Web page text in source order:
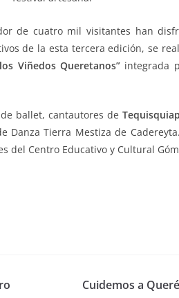
de cuatro mil visitantes han
de la esta tercera edición, se
Viñedos Queretanos”integrada
de ballet, cantautores de
Danza Tierra Mestiza de
del Centro Educativo y Cultural
Cuidemos a